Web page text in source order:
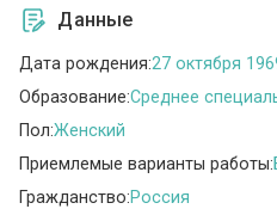
Данные
Дата рождения:27 октября
Образование:Среднее
Пол:Женский
Приемлемые варианты работы:
Гражданство:Россия